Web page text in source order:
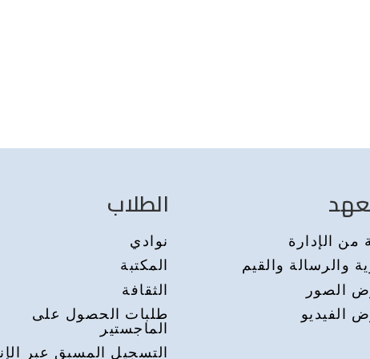
من الإدارة
والرسالة والقيم
الصور
الفيديو
الطلاب
نوادي
المكتبة
الثقافة
طلبات الحصول على
الماجستير
التسجيل المسبق عبر